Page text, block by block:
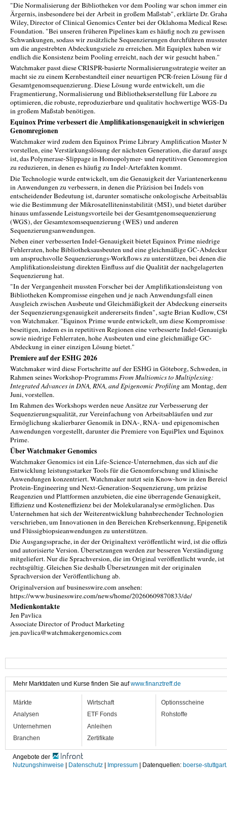
"Die Normalisierung der Bibliotheken vor dem Pooling war schon immer ein
Ärgernis, insbesondere bei der Arbeit in großem Maßstab", erklärte Dr.
Wiley, Director of Clinical Genomics Center bei der Oklahoma Medical
Foundation. "Bei unseren früheren Pipelines kam es häufig noch zu gewissen
Schwankungen, sodass wir zusätzliche Sequenzierungen durchführen
um die angestrebten Abdeckungsziele zu erreichen. Mit Equiplex haben wir
endlich die Konsistenz beim Pooling erreicht, nach der wir gesucht haben."
Watchmaker passt diese CRISPR-basierte Normalisierungsstrategie weiter
macht sie zu einem Kernbestandteil einer neuartigen PCR-freien Lösung für
Gesamtgenomsequenzierung. Diese Lösung wurde entwickelt, um die
Fragmentierung, Normalisierung und Bibliothekserstellung für Labore zu
optimieren, die robuste, reproduzierbare und qualitativ hochwertige WGS-
in großem Maßstab benötigen.
Equinox Prime verbessert die Amplifikationsgenauigkeit in schwierigen
Genomregionen
Watchmaker wird zudem den Equinox Prime Library Amplification Master
vorstellen, eine Verstärkungslösung der nächsten Generation, die darauf
ist, das Polymerase-Slippage in Homopolymer- und repetitiven
zu reduzieren, in denen es häufig zu Indel-Artefakten kommt.
Die Technologie wurde entwickelt, um die Genauigkeit der
in Anwendungen zu verbessern, in denen die Präzision bei Indels von
entscheidender Bedeutung ist, darunter somatische onkologische
wie die Bestimmung der Mikrosatelliteninstabilität (MSI), und bietet darüber
hinaus umfassende Leistungsvorteile bei der Gesamtgenomsequenzierung
(WGS), der Gesamtexomsequenzierung (WES) und anderen
Sequenzierungsanwendungen.
Neben einer verbesserten Indel-Genauigkeit bietet Equinox Prime niedrige
Fehlerraten, hohe Bibliotheksausbeuten und eine gleichmäßige GC-
um anspruchsvolle Sequenzierungs-Workflows zu unterstützen, bei denen die
Amplifikationsleistung direkten Einfluss auf die Qualität der nachgelagerten
Sequenzierung hat.
"In der Vergangenheit mussten Forscher bei der Amplifikationsleistung von
Bibliotheken Kompromisse eingehen und je nach Anwendungsfall einen
Ausgleich zwischen Ausbeute und Gleichmäßigkeit der Abdeckung
der Sequenzierungsgenauigkeit andererseits finden", sagte Brian Kudlow,
von Watchmaker. "Equinox Prime wurde entwickelt, um diese Kompromisse
beseitigen, indem es in repetitiven Regionen eine verbesserte Indel-
sowie niedrige Fehlerraten, hohe Ausbeuten und eine gleichmäßige GC-
Abdeckung in einer einzigen Lösung bietet."
Premiere auf der ESHG 2026
Watchmaker wird diese Fortschritte auf der ESHG in Göteborg, Schweden,
Rahmen seines Workshop-ProgrammsFrom Multiomics to Multiplexing:
Integrated Advances in DNA, RNA, and Epigenomic Profilingam Montag,
Juni, vorstellen.
Im Rahmen des Workshops werden neue Ansätze zur Verbesserung der
Sequenzierungsqualität, zur Vereinfachung von Arbeitsabläufen und zur
Ermöglichung skalierbarer Genomik in DNA-, RNA- und epigenomischen
Anwendungen vorgestellt, darunter die Premiere von EquiPlex und Equinox
Prime.
Über Watchmaker Genomics
Watchmaker Genomics ist ein Life-Science-Unternehmen, das sich auf die
Entwicklung leistungsstarker Tools für die Genomforschung und klinische
Anwendungen konzentriert. Watchmaker nutzt sein Know-how in den
Protein-Engineering und Next-Generation-Sequenzierung, um präzise
Reagenzien und Plattformen anzubieten, die eine überragende Genauigkeit,
Effizienz und Kosteneffizienz bei der Molekularanalyse ermöglichen. Das
Unternehmen hat sich der Weiterentwicklung bahnbrechender Technologien
verschrieben, um Innovationen in den Bereichen Krebserkennung, Epigenetik
und Flüssigbiopsieanwendungen zu unterstützen.
Die Ausgangssprache, in der der Originaltext veröffentlicht wird, ist die
und autorisierte Version. Übersetzungen werden zur besseren Verständigung
mitgeliefert. Nur die Sprachversion, die im Original veröffentlicht wurde, ist
rechtsgültig. Gleichen Sie deshalb Übersetzungen mit der originalen
Sprachversion der Veröffentlichung ab.
Originalversion auf businesswire.com ansehen:
https://www.businesswire.com/news/home/20260609870833/de/
Medienkontakte
Jen Pavlica
Associate Director of Product Marketing
jen.pavlica@watchmakergenomics.com
Mehr Marktdaten und Kurse finden Sie aufwww.finanztreff.de
Märkte
Analysen
Unternehmen
Branchen
Wirtschaft
ETF Fonds
Anleihen
Zertifikate
Optionsscheine
Rohstoffe
Angebote der
Nutzungshinweise
Datenschutz Impressum | Datenquellen: boerse-